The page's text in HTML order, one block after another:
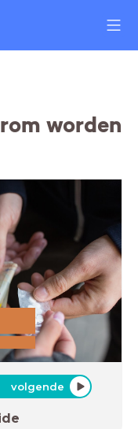
worden
volgende